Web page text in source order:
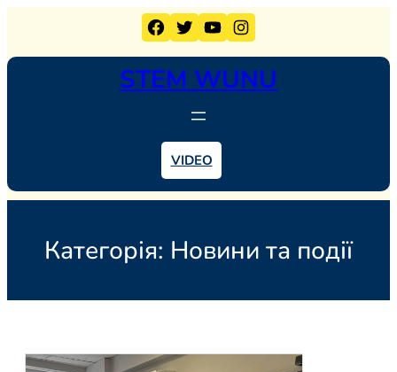
Facebook Twitter YouTube Instagram
STEM WUNU
VIDEO
Категорія: Новини та події